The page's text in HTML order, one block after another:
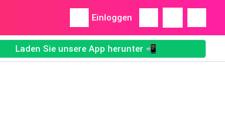
Einloggen
Laden Sie unsere App herunter 📲